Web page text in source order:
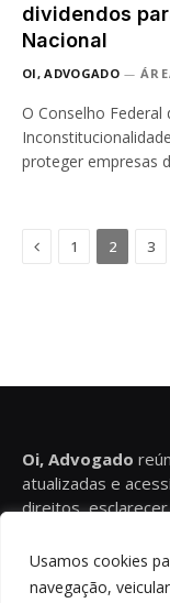
Usamos cookies
navegação,
dividendos
Nacional
OI, ADVOGADO
O Conselho
proteger empresas
Previous
1 2 3
Oi, Advogado
atualizadas e
direitos,
conteúdos